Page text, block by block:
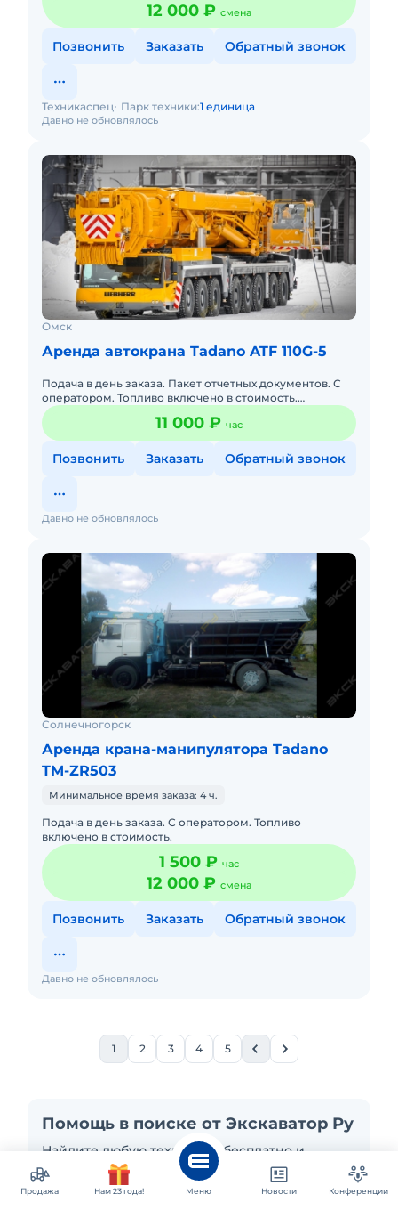
12 000 ₽ смена
Позвонить Заказать Обратный звонок
Давно не обновлялось
Техникаспец Парк техники:1 единица
Омск
Аренда автокрана Tadano ATF 110G-5
Подача в день заказа. Пакет отчетных документов. С
оператором. Топливо включено в стоимость.
Долгосрочная аренда. Доставка силами заказчика.
11 000 ₽ час
Позвонить Заказать Обратный звонок
Давно не обновлялось
Солнечногорск
Аренда крана-манипулятора Tadano
TM-ZR503
Минимальное время заказа: 4 ч.
Подача в день заказа. С оператором. Топливо
включено в стоимость.
1 500 ₽ час
12 000 ₽ смена
Позвонить Заказать Обратный звонок
Давно не обновлялось
1 2 3 4 5
Помощь в поиске от Экскаватор Ру
Найдите любую технику — бесплатно и
быстро: разместите заявку на технику, и
продавцы сами свяжутся с вами!
Продажа Нам 23 года! Меню Новости Конференции